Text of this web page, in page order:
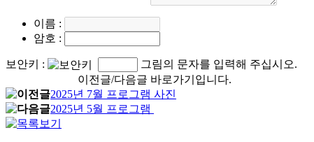
이름 :
암호 :
보안키 :
그림의 문자를 입력해 주십시오.
이전글/다음글 바로가기입니다.
2025년 7월 프로그램 사진
2025년 5월 프로그램